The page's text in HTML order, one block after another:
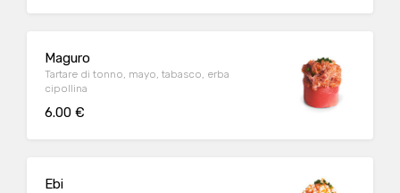
Maguro
Tartare di tonno, mayo, tabasco, erba
cipollina
6.00 €
Ebi